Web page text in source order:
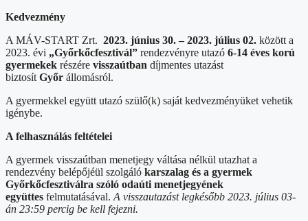
Kedvezmény
A MÁV-START Zrt. 2023. június 30. – 2023. július 02. között a
2023. évi „Győrkőcfesztivál” rendezvényre utazó 6-14 éves korú
gyermekek részére visszaútban díjmentes utazást
biztosít Győr állomásról.
A gyermekkel együtt utazó szülő(k) saját kedvezményüket vehetik
igénybe.
A felhasználás feltételei
A gyermek visszaútban menetjegy váltása nélkül utazhat a
rendezvény belépőjéül szolgáló karszalag és a gyermek
Győrkőcfesztiválra szóló odaúti menetjegyének
együttes felmutatásával. A visszautazást legkésőbb 2023. július 03-
án 23:59 percig be kell fejezni.